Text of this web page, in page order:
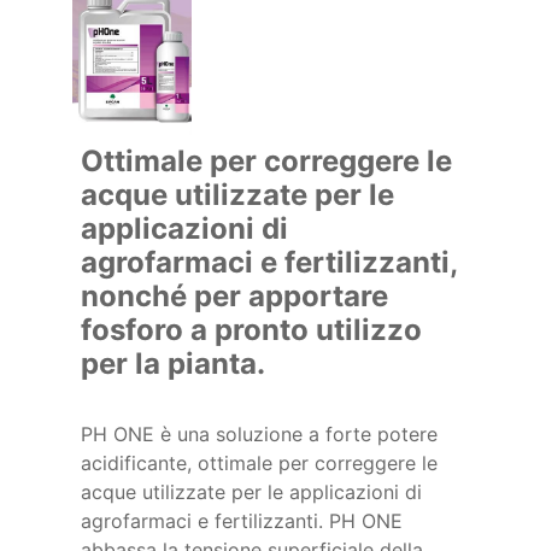
Ottimale per correggere le
acque utilizzate per le
applicazioni di
agrofarmaci e fertilizzanti,
nonché per apportare
fosforo a pronto utilizzo
per la pianta.
PH ONE è una soluzione a forte potere
acidificante, ottimale per correggere le
acque utilizzate per le applicazioni di
agrofarmaci e fertilizzanti. PH ONE